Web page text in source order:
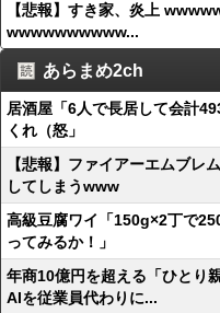
【悲報】すき家、炎上
wwwwwwwwww...
あらまめ2ch
居酒屋「6人で長居して会計
くれ（怒」
【悲報】ファイアーエムブレ
してしまうwww
高級豆腐ワイ「150g×2丁で
ってみるか！」
年商10億円を超える「ひとり
AIを従業員代わりに...